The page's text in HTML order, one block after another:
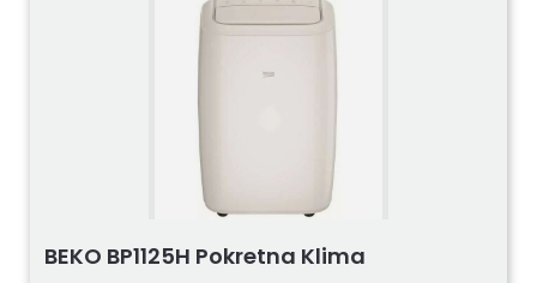
BEKO BP1125H Pokretna Klima